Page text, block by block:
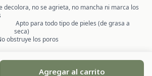
decolora, no se agrieta, no mancha ni marca los
Apto para todo tipo de pieles (de grasa a
seca)
obstruye los poros
Agregar al carrito